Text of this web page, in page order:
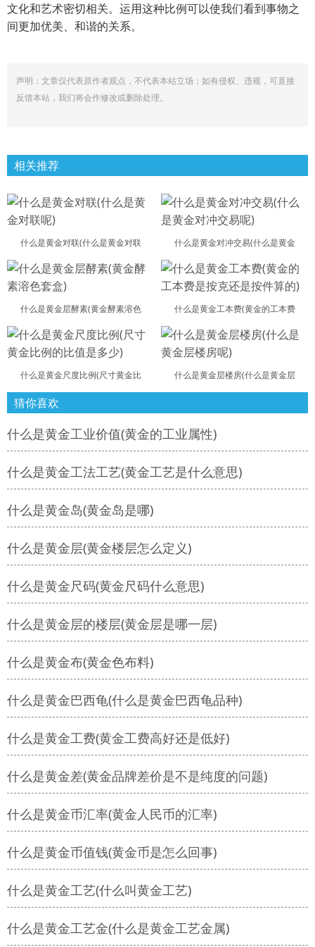
文化和艺术密切相关。运用这种比例可以使我们看到事物之
间更加优美、和谐的关系。
声明：文章仅代表原作者观点，不代表本站立场；如有侵权、违规，可直接
反馈本站，我们将会作修改或删除处理。
相关推荐
什么是黄金对联(什么是黄金对联 什么是黄金对冲交易(什么是黄金
什么是黄金层酵素(黄金酵素溶色 什么是黄金工本费(黄金的工本费
什么是黄金尺度比例(尺寸黄金比 什么是黄金层楼房(什么是黄金层
猜你喜欢
什么是黄金工业价值(黄金的工业属性)
什么是黄金工法工艺(黄金工艺是什么意思)
什么是黄金岛(黄金岛是哪)
什么是黄金层(黄金楼层怎么定义)
什么是黄金尺码(黄金尺码什么意思)
什么是黄金层的楼层(黄金层是哪一层)
什么是黄金布(黄金色布料)
什么是黄金巴西龟(什么是黄金巴西龟品种)
什么是黄金工费(黄金工费高好还是低好)
什么是黄金差(黄金品牌差价是不是纯度的问题)
什么是黄金币汇率(黄金人民币的汇率)
什么是黄金币值钱(黄金币是怎么回事)
什么是黄金工艺(什么叫黄金工艺)
什么是黄金工艺金(什么是黄金工艺金属)